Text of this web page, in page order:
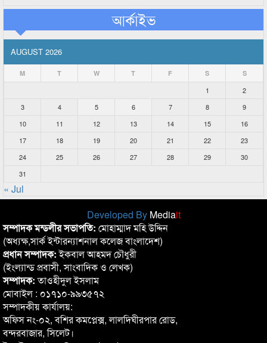
আর্কাইভ
AUGUST 2026
M T W T F S S
1
2
3
4 5 6 7 8
9
10
11 12 13 14 15
16
17
18 19 20 21 22
23
24
25 26 27 28 29
30
31
« Jul
Developed By Mediait
সম্পাদক মন্ডলীর সভাপতি: মোহাম্মাদ মহি উদ্দিন
(অধ্যক্ষ,সার্ক ইন্টারন্যাশনাল কলেজ বাংলাদেশ)
প্রধান সম্পাদক:ইকবাল আহমদ চৌধুরী
(ইংল্যান্ড প্রবাসী, সাংবাদিক ও লেখক)
সম্পাদক:তাওহীদুল ইসলাম
মোবাইল : ০১৭১০-৯৯৩৫৭২
সম্পাদকীয় কার্যালয়:
অফিস নং-০২, বশির কমপ্লেক্স, লালদিঘীরপার রোড,
বন্দরবাজার, সিলেট।